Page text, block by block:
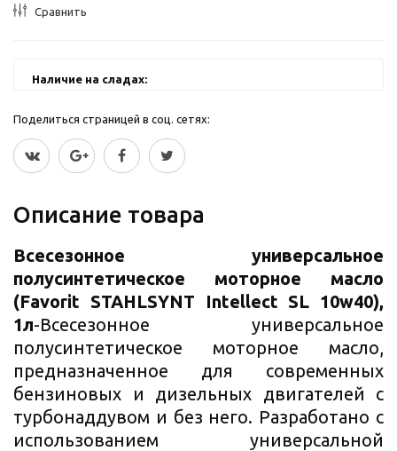
Сравнить
Наличие на сладах:
Поделиться страницей в соц. сетях:
Описание товара
Всесезонное универсальное
полусинтетическое моторное масло
(Favorit STAHLSYNT Intellect SL 10w40),
1л-Всесезонное универсальное
полусинтетическое моторное масло,
предназначенное для современных
бензиновых и дизельных двигателей с
турбонаддувом и без него. Разработано с
использованием универсальной